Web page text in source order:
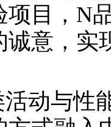
项目，N
诚意，实
动与性